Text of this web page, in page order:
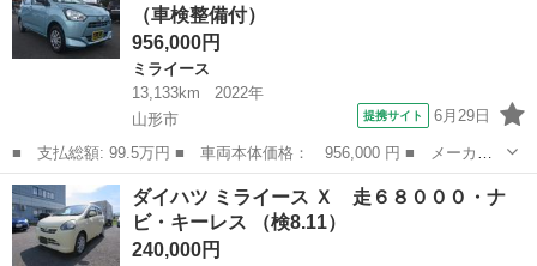
ランスソナー 衝...（車検整備付）
956,000円
ミライース
13,133km
2022年
山形市
提携サイト 6月29日
■ 支払総額: 99.5万円 ■ 車両本体価格： 956,000 円 ■ メーカー
名： ダイハツ ■ 車種名： ミライース ■ グレード名： Ｌ Ｓ
ＡＩＩＩ ４ＷＤ ■ 排気量： 660cc ■ ドア枚数： 5D ■ ミッ...
山形 山形市 ミライース
ダイハツ ミライース Ｘ 走６８０００・ナ
ビ・キーレス （検8.11）
240,000円